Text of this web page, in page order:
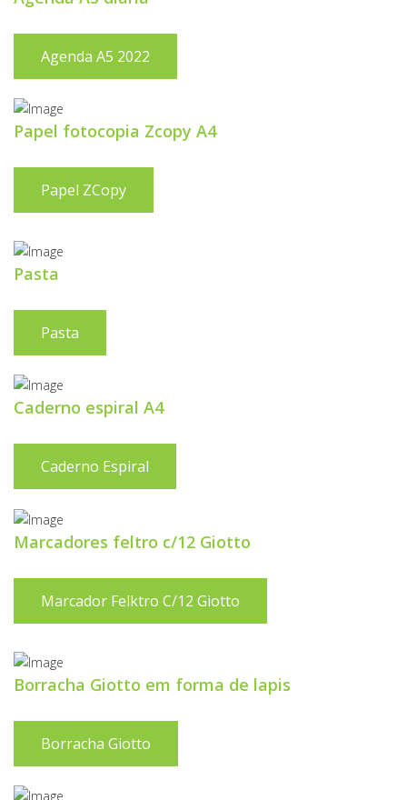
Agenda A5 2022
Papel fotocopia Zcopy A4
Papel ZCopy
Pasta
Pasta
Caderno espiral A4
Caderno Espiral
Marcadores feltro c/12 Giotto
Marcador Felktro C/12 Giotto
Borracha Giotto em forma de lapis
Borracha Giotto